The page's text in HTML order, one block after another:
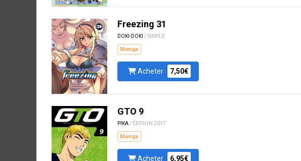
Freezing 31
DOKI-DOKI / SIMPLE
Manga
Acheter 7,50€
GTO 9
PIKA / ÉDITION 2017
Manga
Acheter 6,95€